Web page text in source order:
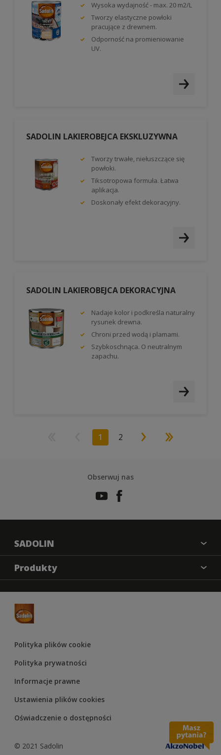
Wysoka wydajność - max. 20 m2/L
Tworzy elastyczne powłoki
pracujące z drewnem.
Odporność na promieniowanie
UV.
SADOLIN LAKIEROBEJCA EKSKLUZYWNA
Tworzy trwałe, niełuszczące się
powłoki.
Tiksotropowa formuła. Łatwa
aplikacja.
Doskonały efekt dekoracyjny.
SADOLIN LAKIEROBEJCA DEKORACYJNA
Nadaje kolor i podkreśla naturalny
rysunek drewna.
Chroni przed wodą i plamami.
Szybkoschnąca. O neutralnym
zapachu.
1 2
Obserwuj nas
SADOLIN
O nas
Kontakt
Mapa strony
Odwzorowanie kolorów
Materiały marketingowe
Regulamin Konkursu Sadolin 2025
Produkty
Impregnat
Lakier
Olej
Polityka plików cookie
Polityka prywatności
Informacje prawne
Ustawienia plików cookies
Oświadczenie o dostępności
© 2021 Sadolin